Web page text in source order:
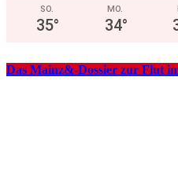
SO.
35°
MO.
34°
Das Mainz&-Dossier zur Flut